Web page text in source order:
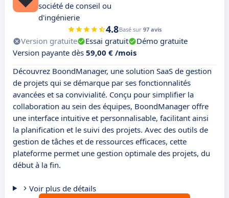
société de conseil ou
d'ingénierie
4.8Basé sur 97 avis
Version gratuite Essai gratuit
Démo gratuite
Version payante dès 59,00 € /mois
Découvrez BoondManager, une solution SaaS de gestion
de projets qui se démarque par ses fonctionnalités
avancées et sa convivialité. Conçu pour simplifier la
collaboration au sein des équipes, BoondManager offre
une interface intuitive et personnalisable, facilitant ainsi
la planification et le suivi des projets. Avec des outils de
gestion de tâches et de ressources efficaces, cette
plateforme permet une gestion optimale des projets, du
début à la fin.
Voir plus de détails